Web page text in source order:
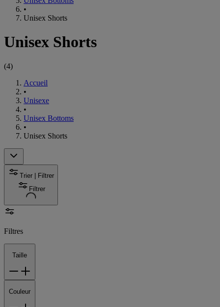
•
Unisex Shorts
Unisex Shorts
(4)
Accueil
•
Unisexe
•
Unisex Bottoms
•
Unisex Shorts
Trier | Filtrer
Filtrer
Filtres
Taille
Couleur